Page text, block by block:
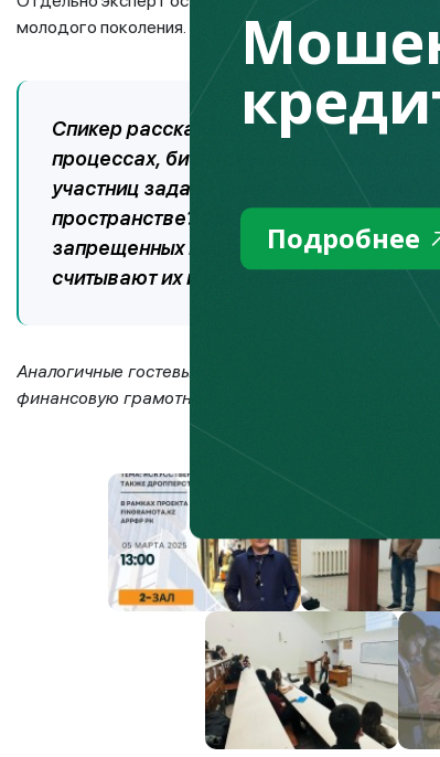
молодого поколения.
Спикер рассказал о возможности
процессах, бизнесе и повышении
участниц задала вопрос спикеру: как
пространстве? Чаще всего люди сами
запрещенных или на
считывают их и этими данными активно
Аналогичные гостевые лекции запланированы на
финансовую грамотность вместе с Fingramota.kz!
Подробнее